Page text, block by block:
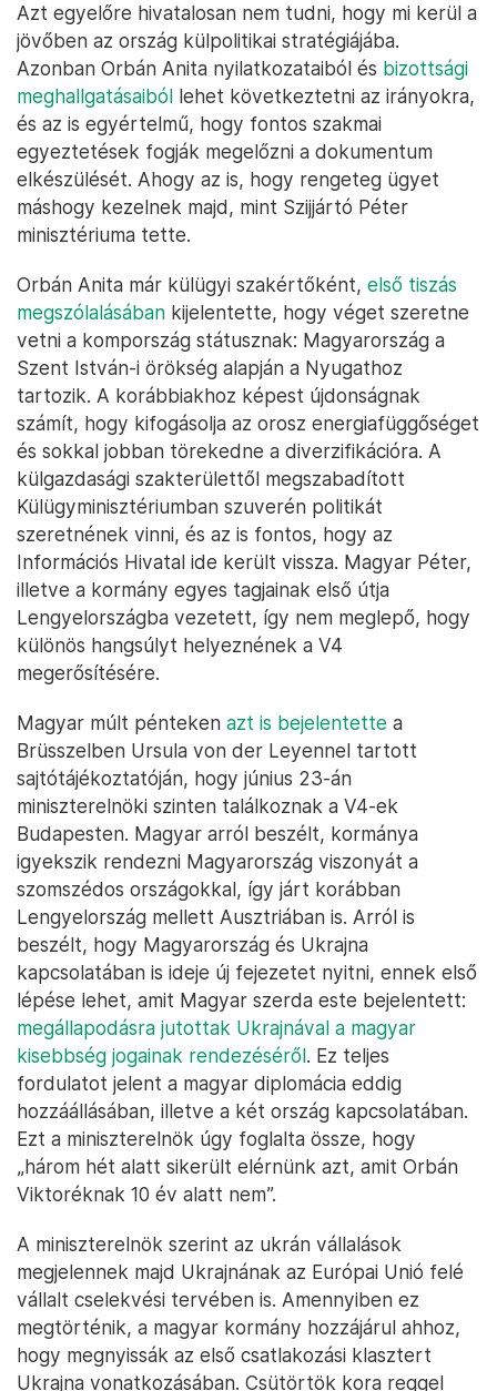
Azt egyelőre hivatalosan nem tudni, hogy mi kerül a
jövőben az ország külpolitikai stratégiájába.
Azonban Orbán Anita nyilatkozataiból és bizottsági
meghallgatásaiból lehet következtetni az irányokra,
és az is egyértelmű, hogy fontos szakmai
egyeztetések fogják megelőzni a dokumentum
elkészülését. Ahogy az is, hogy rengeteg ügyet
máshogy kezelnek majd, mint Szijjártó Péter
minisztériuma tette.
Orbán Anita már külügyi szakértőként, első tiszás
megszólalásában kijelentette, hogy véget szeretne
vetni a kompország státusznak: Magyarország a
Szent István-i örökség alapján a Nyugathoz
tartozik. A korábbiakhoz képest újdonságnak
számít, hogy kifogásolja az orosz energiafüggőséget
és sokkal jobban törekedne a diverzifikációra. A
külgazdasági szakterülettől megszabadított
Külügyminisztériumban szuverén politikát
szeretnének vinni, és az is fontos, hogy az
Információs Hivatal ide került vissza. Magyar Péter,
illetve a kormány egyes tagjainak első útja
Lengyelországba vezetett, így nem meglepő, hogy
különös hangsúlyt helyeznének a V4
megerősítésére.
Magyar múlt pénteken azt is bejelentette a
Brüsszelben Ursula von der Leyennel tartott
sajtótájékoztatóján, hogy június 23-án
miniszterelnöki szinten találkoznak a V4-ek
Budapesten. Magyar arról beszélt, kormánya
igyekszik rendezni Magyarország viszonyát a
szomszédos országokkal, így járt korábban
Lengyelország mellett Ausztriában is. Arról is
beszélt, hogy Magyarország és Ukrajna
kapcsolatában is ideje új fejezetet nyitni, ennek első
lépése lehet, amit Magyar szerda este bejelentett:
megállapodásra jutottak Ukrajnával a magyar
kisebbség jogainak rendezéséről. Ez teljes
fordulatot jelent a magyar diplomácia eddig
hozzáállásában, illetve a két ország kapcsolatában.
Ezt a miniszterelnök úgy foglalta össze, hogy
„három hét alatt sikerült elérnünk azt, amit Orbán
Viktoréknak 10 év alatt nem”.
A miniszterelnök szerint az ukrán vállalások
megjelennek majd Ukrajnának az Európai Unió felé
vállalt cselekvési tervében is. Amennyiben ez
megtörténik, a magyar kormány hozzájárul ahhoz,
hogy megnyissák az első csatlakozási klasztert
Ukrajna vonatkozásában. Csütörtök kora reggel